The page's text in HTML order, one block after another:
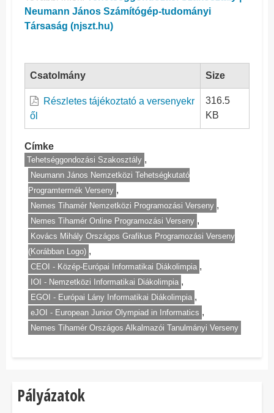
Neumann János Számítógép-tudományi
Társaság (njszt.hu)
Csatolmány Size
Részletes tájékoztató a versenyekr
ől
316.5
KB
Címke
Tehetséggondozási Szakosztály
Neumann János Nemzetközi Tehetségkutató
Programtermék Verseny
Nemes Tihamér Nemzetközi Programozási Verseny
Nemes Tihamér Online Programozási Verseny
Kovács Mihály Országos Grafikus Programozási Verseny
(Korábban Logo)
CEOI - Közép-Európai Informatikai Diákolimpia
IOI - Nemzetközi Informatikai Diákolimpia
EGOI - Európai Lány Informatikai Diákolimpia
eJOI - European Junior Olympiad in Informatics
Nemes Tihamér Országos Alkalmazói Tanulmányi Verseny
Pályázatok